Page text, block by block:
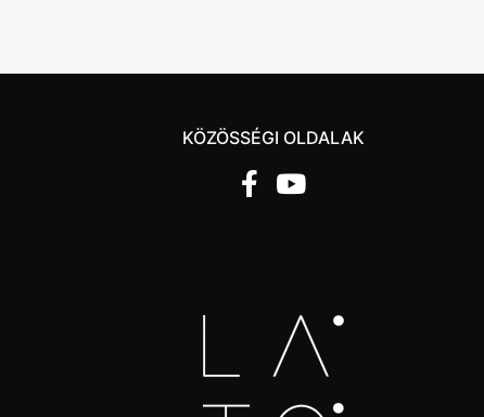
KÖZÖSSÉGI OLDALAK